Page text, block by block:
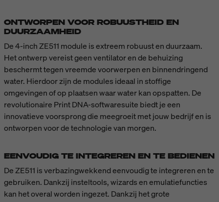
ONTWORPEN VOOR ROBUUSTHEID EN
DUURZAAMHEID
De 4-inch ZE511 module is extreem robuust en duurzaam.
Het ontwerp vereist geen ventilator en de behuizing
beschermt tegen vreemde voorwerpen en binnendringend
water. Hierdoor zijn de modules ideaal in stoffige
omgevingen of op plaatsen waar water kan opspatten. De
revolutionaire Print DNA-softwaresuite biedt je een
innovatieve voorsprong die meegroeit met jouw bedrijf en is
ontworpen voor de technologie van morgen.
EENVOUDIG TE INTEGREREN EN TE BEDIENEN
De ZE511 is verbazingwekkend eenvoudig te integreren en te
gebruiken. Dankzij insteltools, wizards en emulatiefuncties
kan het overal worden ingezet. Dankzij het grote